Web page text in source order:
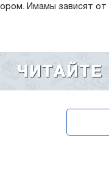
Имамы зависят от